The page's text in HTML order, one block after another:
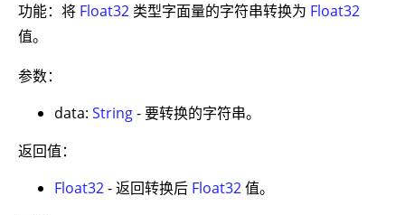
功能：将 Float32 类型字面量的字符串转换为 Float32
值。
参数：
data: String- 要转换的字符串。
返回值：
Float32- 返回转换后 Float32值。